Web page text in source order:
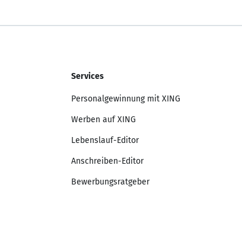
Services
Personalgewinnung mit XING
Werben auf XING
Lebenslauf-Editor
Anschreiben-Editor
Bewerbungsratgeber